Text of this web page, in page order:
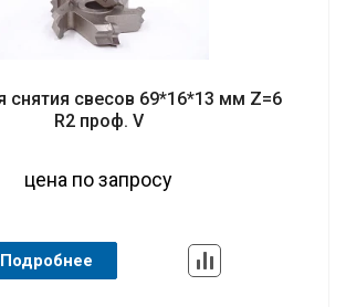
снятия свесов 69*16*13 мм Z=6
R2 проф. V
цена по запросу
Подробнее